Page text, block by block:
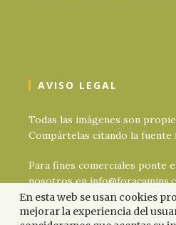
AVISO LEGAL
Todas las imágenes son
Compártelas citando la fuente
Para fines comerciales ponte
nosotros en
En esta web se usan cookies
mejorar la experiencia del